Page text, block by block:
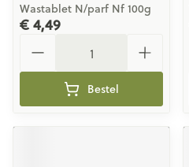
Wastablet N/parf Nf 100g
€ 4,49
Bestel